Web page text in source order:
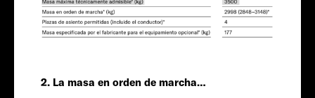
2. La masa en orden de marcha…
4-5 OPC